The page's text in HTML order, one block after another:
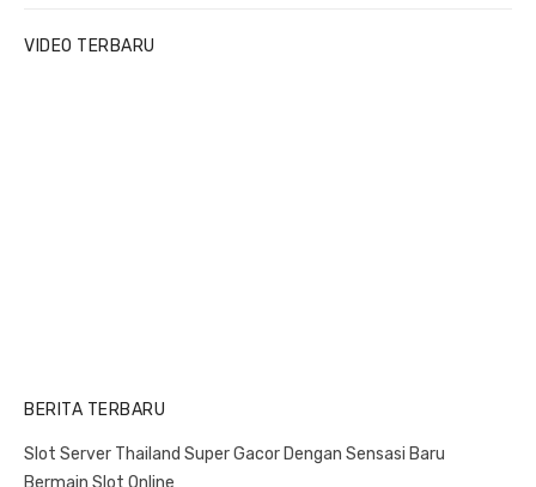
at
VIDEO TERBARU
BERITA TERBARU
Slot Server Thailand Super Gacor Dengan Sensasi Baru
Bermain Slot Online